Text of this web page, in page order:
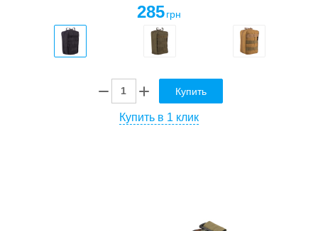
285 грн
Купить
Купить в 1 клик